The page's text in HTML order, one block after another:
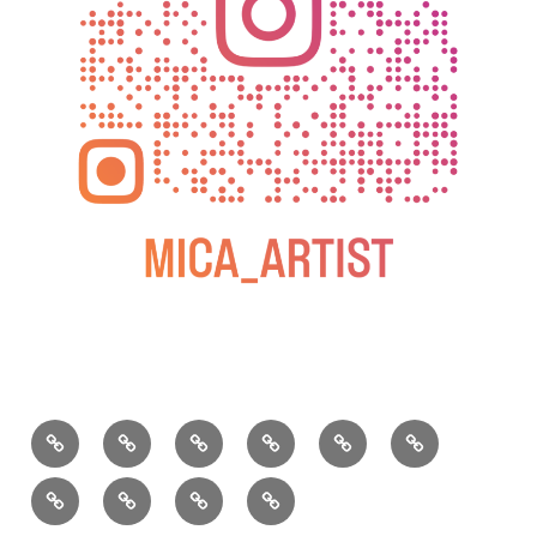
BLOG
教
室
の
ご
案
お
問
い
合
わ
動
画
過
去
2025
松
松
屋
小
松
2026
年
2025
年